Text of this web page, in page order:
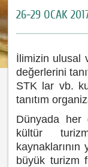
26-29 OCAK
İlimizin ulusal
değerlerini
STK lar vb.
tanıtım
Dünyada
kültür
büyük turizm